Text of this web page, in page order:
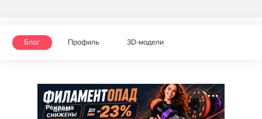
Блог Профиль 3D-модели
Реклама